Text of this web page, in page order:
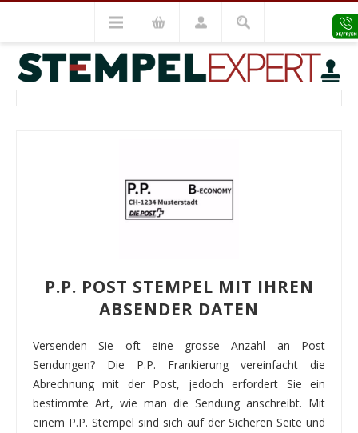
Editierbare Vorlagen P.P. & Post Stempel
P.P. & POST STEMPEL
P.P. POST STEMPEL MIT IHREN
ABSENDER DATEN
Versenden Sie oft eine grosse Anzahl an Post
Sendungen? Die P.P. Frankierung vereinfacht die
Abrechnung mit der Post, jedoch erfordert Sie ein
bestimmte Art, wie man die Sendung anschreibt. Mit
einem P.P. Stempel sind sich auf der Sicheren Seite und